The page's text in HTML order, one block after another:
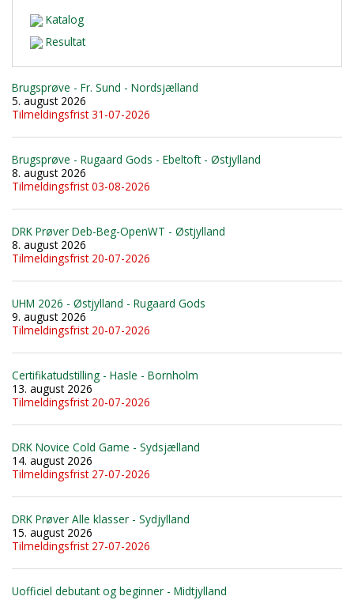
Katalog
Resultat
Brugsprøve - Fr. Sund - Nordsjælland
5. august 2026
Tilmeldingsfrist 31-07-2026
Brugsprøve - Rugaard Gods - Ebeltoft - Østjylland
8. august 2026
Tilmeldingsfrist 03-08-2026
DRK Prøver Deb-Beg-OpenWT - Østjylland
8. august 2026
Tilmeldingsfrist 20-07-2026
UHM 2026 - Østjylland - Rugaard Gods
9. august 2026
Tilmeldingsfrist 20-07-2026
Certifikatudstilling - Hasle - Bornholm
13. august 2026
Tilmeldingsfrist 20-07-2026
DRK Novice Cold Game - Sydsjælland
14. august 2026
Tilmeldingsfrist 27-07-2026
DRK Prøver Alle klasser - Sydjylland
15. august 2026
Tilmeldingsfrist 27-07-2026
Uofficiel debutant og beginner - Midtjylland